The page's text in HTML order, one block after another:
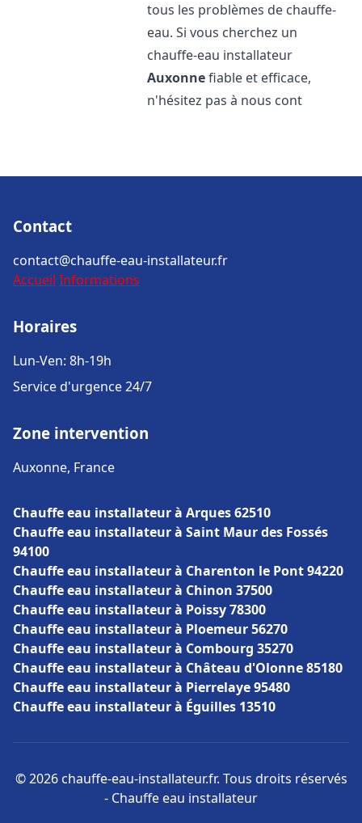
tous les problèmes de chauffe-
eau. Si vous cherchez un
chauffe-eau installateur
Auxonnefiable et efficace,
n'hésitez pas à nous cont
Contact
contact@chauffe-eau-installateur.fr
Accueil Informations
Horaires
Lun-Ven: 8h-19h
Service d'urgence 24/7
Zone intervention
Auxonne, France
Chauffe eau installateur à Arques 62510
Chauffe eau installateur à Saint Maur des Fossés
94100
Chauffe eau installateur à Charenton le Pont 94220
Chauffe eau installateur à Chinon 37500
Chauffe eau installateur à Poissy 78300
Chauffe eau installateur à Ploemeur 56270
Chauffe eau installateur à Combourg 35270
Chauffe eau installateur à Château d'Olonne 85180
Chauffe eau installateur à Pierrelaye 95480
Chauffe eau installateur à Éguilles 13510
© 2026 chauffe-eau-installateur.fr. Tous droits réservés
- Chauffe eau installateur